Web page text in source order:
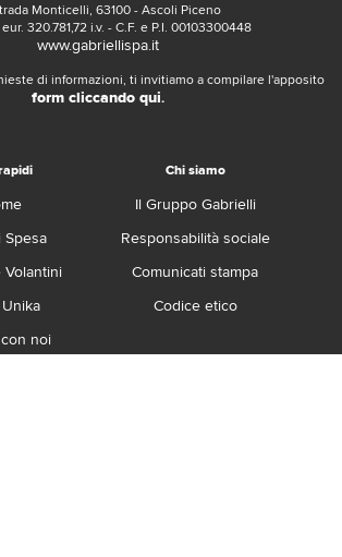
Monticelli, 63100 - Ascoli Piceno
320.781,72 i.v. - C.F. e P.I. 00103300448
www.gabriellispa.it
di informazioni, ti invitiamo a compilare l'apposito
form cliccando qui.
Spesa
noi
Chi siamo
Il Gruppo Gabrielli
Responsabilità sociale
Comunicati stampa
Codice etico